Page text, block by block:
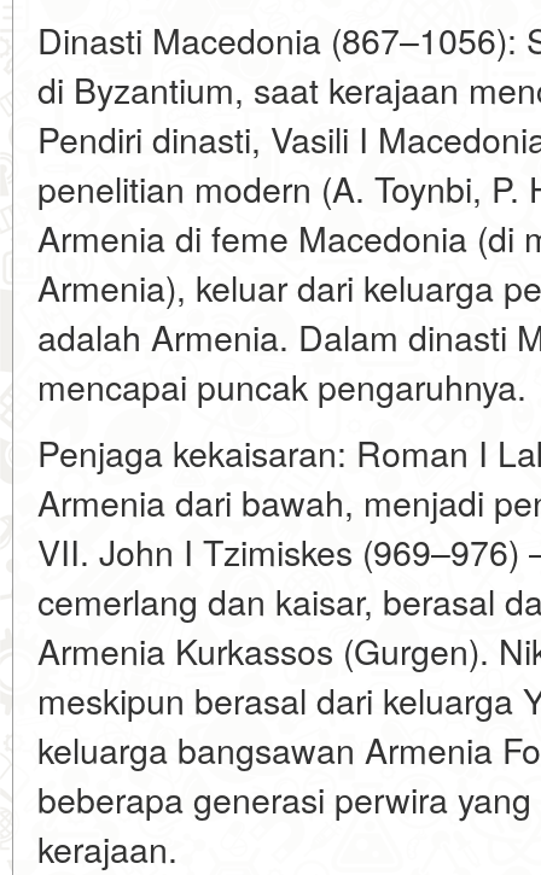
Dinasti Macedonia (867–1056):
di Byzantium, saat kerajaan
Pendiri dinasti, Vasili I
penelitian modern (A. Toynbi, P.
Armenia di feme Macedonia (di
Armenia), keluar dari keluarga
adalah Armenia. Dalam dinasti
mencapai puncak pengaruhnya.
Penjaga kekaisaran: Roman I
Armenia dari bawah, menjadi
VII. John I Tzimiskes
cemerlang dan kaisar, berasal
Armenia Kurkassos (Gurgen).
meskipun berasal dari keluarga
keluarga bangsawan Armenia
beberapa generasi perwira
kerajaan.